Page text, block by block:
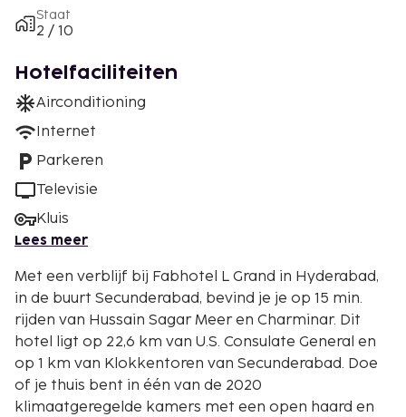
Staat
2 / 10
Hotelfaciliteiten
Airconditioning
Internet
Parkeren
Televisie
Kluis
Lees meer
Met een verblijf bij Fabhotel L Grand in Hyderabad,
in de buurt Secunderabad, bevind je je op 15 min.
rijden van Hussain Sagar Meer en Charminar. Dit
hotel ligt op 22,6 km van U.S. Consulate General en
op 1 km van Klokkentoren van Secunderabad. Doe
of je thuis bent in één van de 2020
klimaatgeregelde kamers met een open haard en